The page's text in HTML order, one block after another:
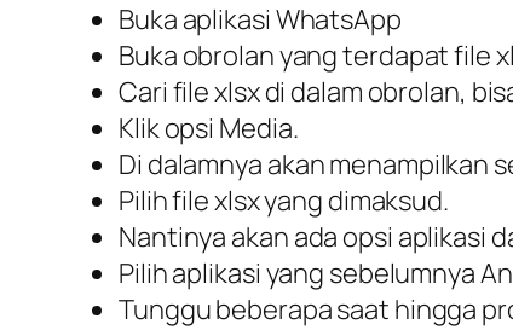
Buka aplikasi WhatsApp
Buka obrolan yang terdapat file
Cari file xlsx di dalam obrolan,
Klik opsi Media.
Di dalamnya akan menampilkan
Pilih file xlsx yang dimaksud.
Nantinya akan ada opsi aplikasi
Pilih aplikasi yang sebelumnya
Tunggu beberapa saat hingga